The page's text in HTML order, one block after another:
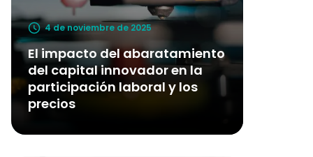
4 de noviembre de 2025
El impacto del abaratamiento
del capital innovador en la
participación laboral y los
precios